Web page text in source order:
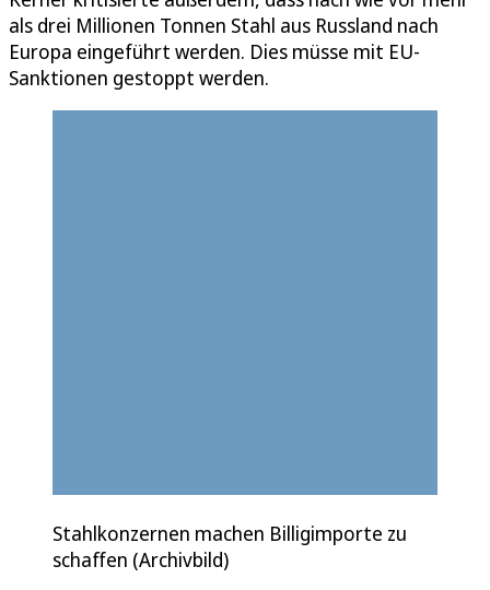
als drei Millionen Tonnen Stahl aus Russland nach
Europa eingeführt werden. Dies müsse mit EU-
Sanktionen gestoppt werden.
Stahlkonzernen machen Billigimporte zu
schaffen (Archivbild)